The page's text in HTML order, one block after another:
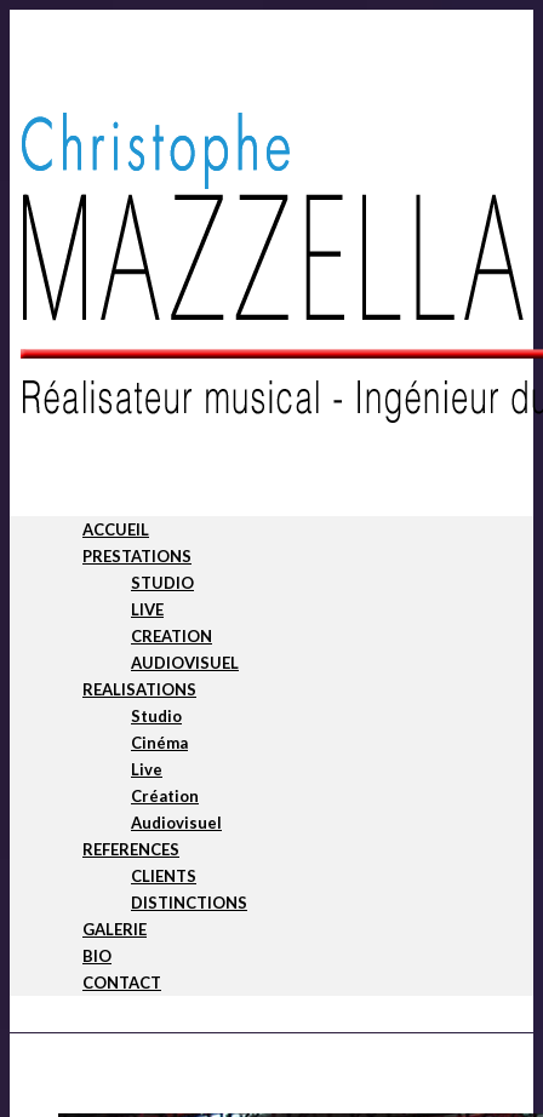
ACCUEIL
PRESTATIONS
STUDIO
LIVE
CREATION
AUDIOVISUEL
REALISATIONS
Studio
Cinéma
Live
Création
Audiovisuel
REFERENCES
CLIENTS
DISTINCTIONS
GALERIE
BIO
CONTACT